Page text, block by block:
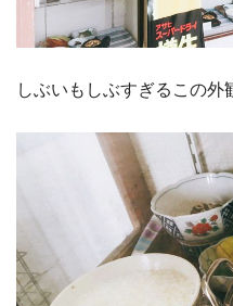
しぶいもしぶすぎるこの外